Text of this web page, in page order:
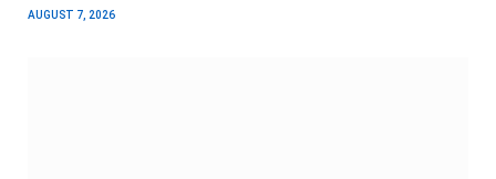
AUGUST 7, 2026